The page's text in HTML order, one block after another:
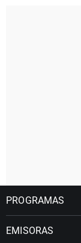
PROGRAMAS
EMISORAS